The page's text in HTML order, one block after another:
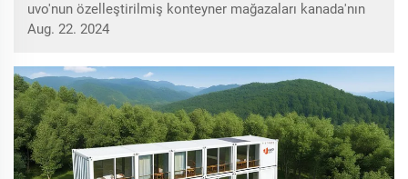
uvo'nun özelleştirilmiş konteyner mağazaları kanada'nın
vancouver kentinde adından söz ettiriyor ve aynı anda hem
geliştirmeye sadece bir ay içinde...
Aug. 22. 2024